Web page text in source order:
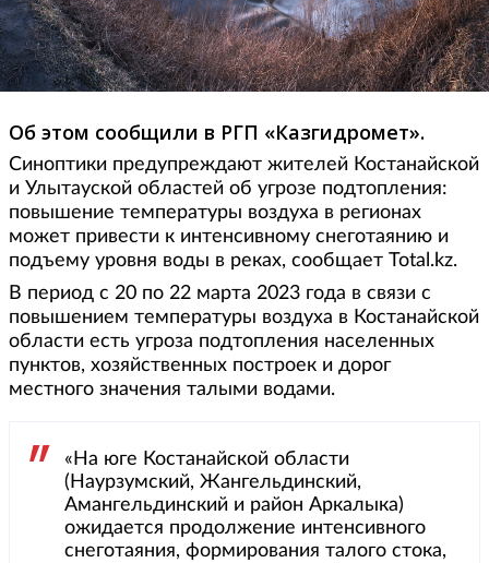
Об этом сообщили в РГП «Казгидромет».
Синоптики предупреждают жителей Костанайской
и Улытауской областей об угрозе подтопления:
повышение температуры воздуха в регионах
может привести к интенсивному снеготаянию и
подъему уровня воды в реках, сообщает Total.kz.
В период с 20 по 22 марта 2023 года в связи с
повышением температуры воздуха в Костанайской
области есть угроза подтопления населенных
пунктов, хозяйственных построек и дорог
местного значения талыми водами.
«На юге Костанайской области
(Наурзумский, Жангельдинский,
Амангельдинский и район Аркалыка)
ожидается продолжение интенсивного
снеготаяния, формирования талого стока,